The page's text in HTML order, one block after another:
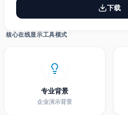
下载
核心在线显示工具模式
专业背景
企业演示背景